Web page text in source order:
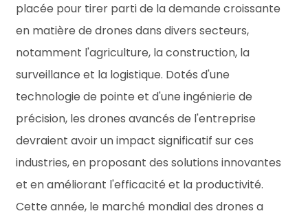
placée pour tirer parti de la demande croissante
en matière de drones dans divers secteurs,
notamment l'agriculture, la construction, la
surveillance et la logistique. Dotés d'une
technologie de pointe et d'une ingénierie de
précision, les drones avancés de l'entreprise
devraient avoir un impact significatif sur ces
industries, en proposant des solutions innovantes
et en améliorant l'efficacité et la productivité.
Cette année, le marché mondial des drones a